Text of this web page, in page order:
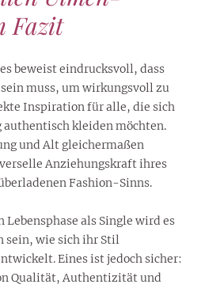
Fazit
beweist eindrucksvoll, dass
muss, um wirkungsvoll zu
Inspiration für alle, die sich
kleiden möchten.
und Alt gleichermaßen
Anziehungskraft ihres
Fashion-Sinns.
Lebensphase als Single wird es
sein, wie sich ihr Stil
Eines ist jedoch sicher:
Qualität, Authentizität und